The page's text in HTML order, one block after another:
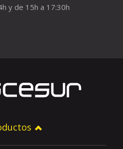
y de 15h a 17:30h